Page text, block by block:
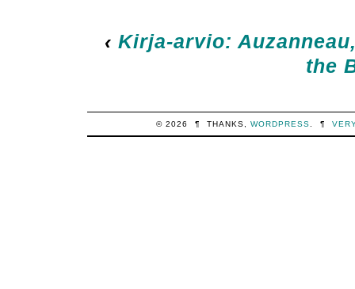
‹ Kirja-arvio:
the
© 2026 ¶ THANKS, WORDPRESS ¶